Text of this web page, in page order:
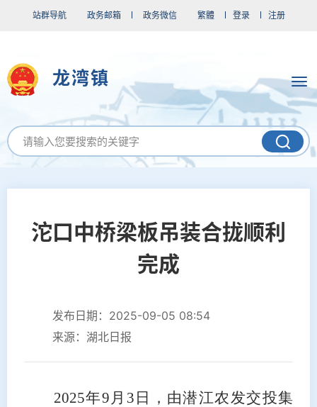
站群导航 政务邮箱 政务微信 繁體 登录 注册
龙湾镇
沱口中桥梁板吊装合拢顺利
完成
发布日期：2025-09-05 08:54
来源：湖北日报
2025年9月3日，由潜江农发交投集